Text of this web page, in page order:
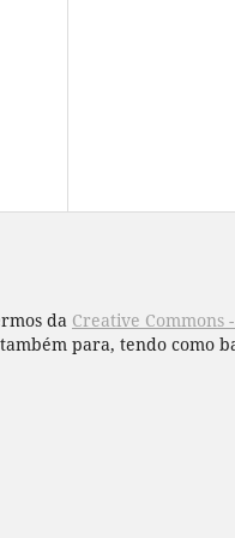
da Creative Commons
para, tendo como